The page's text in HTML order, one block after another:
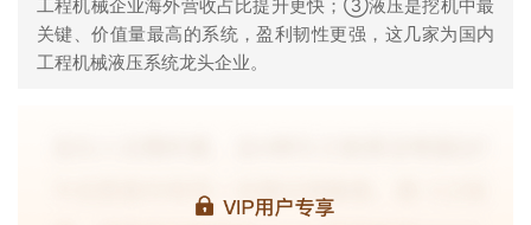
工程机械企业海外营收占比提升更快；③液压是挖机中最
关键、价值量最高的系统，盈利韧性更强，这几家为国内
工程机械液压系统龙头企业。